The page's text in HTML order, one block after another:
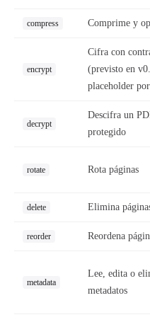
compress Comprime y
encrypt
Cifra con
(previsto en
placeholder
decrypt
Descifra un
protegido
rotate Rota páginas
delete Elimina
reorder Reordena
metadata
Lee, edita o
metadatos